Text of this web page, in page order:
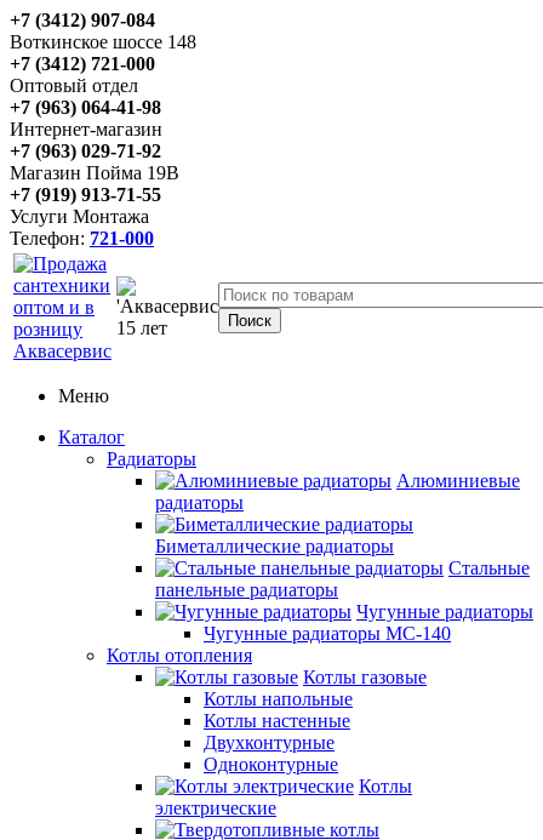
+7 (3412) 907-084
Воткинское шоссе 148
+7 (3412) 721-000
Оптовый отдел
+7 (963) 064-41-98
Интернет-магазин
+7 (963) 029-71-92
Магазин Пойма 19В
+7 (919) 913-71-55
Услуги Монтажа
Телефон: 721-000
Меню
Каталог
Радиаторы
Алюминиевые
радиаторы
Биметаллические радиаторы
Стальные
панельные радиаторы
Чугунные радиаторы
Чугунные радиаторы МС-140
Котлы отопления
Котлы газовые
Котлы напольные
Котлы настенные
Двухконтурные
Одноконтурные
Котлы
электрические